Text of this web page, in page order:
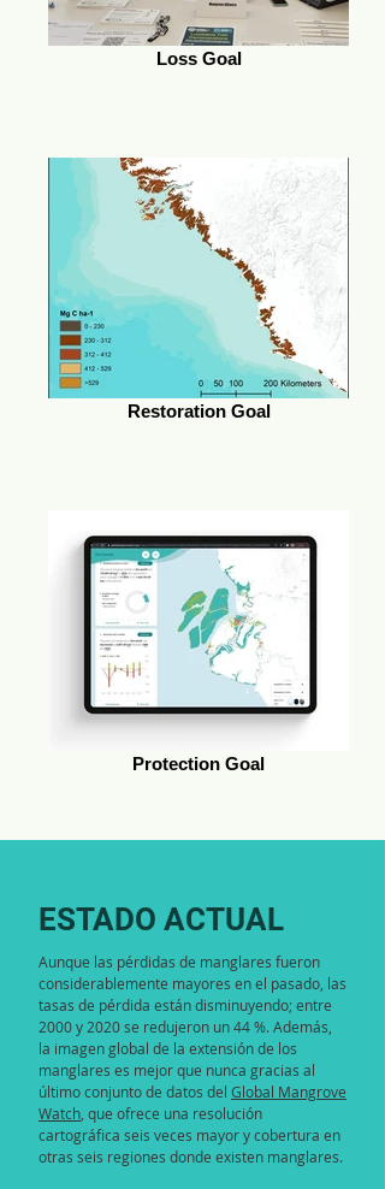
Loss Goal
Restoration Goal
Protection Goal
Aunque las pérdidas de manglares fueron
considerablemente mayores en el pasado, las
tasas de pérdida están disminuyendo; entre
2000 y 2020 se redujeron un 44 %. Además,
la imagen global de la extensión de los
manglares es mejor que nunca gracias al
último conjunto de datos del Global Mangrove
Watch , que ofrece una resolución
cartográfica seis veces mayor y cobertura en
otras seis regiones donde existen manglares.
ESTADO ACTUAL